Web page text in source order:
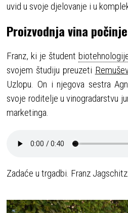
uvid u svoje djelovanje i u
Proizvodnja vina
Franz, ki je študent
svojem študiju preuzeti
Uzlopu. On i njegova sestra
svoje roditelje u vinogradarstvu
marketinga.
Zadaće u trgadbi. Franz Jagschitz.